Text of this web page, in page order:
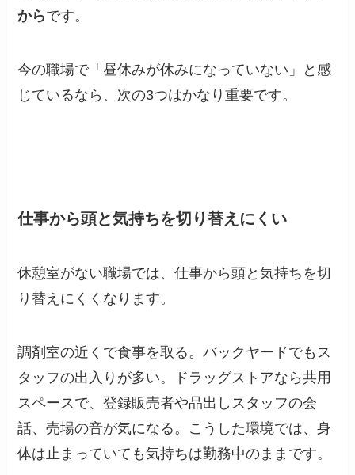
からです。
今の職場で「昼休みが休みになっていない」と感
じているなら、次の3つはかなり重要です。
仕事から頭と気持ちを切り替えにくい
休憩室がない職場では、仕事から頭と気持ちを切
り替えにくくなります。
調剤室の近くで食事を取る。バックヤードでもス
タッフの出入りが多い。ドラッグストアなら共用
スペースで、登録販売者や品出しスタッフの会
話、売場の音が気になる。こうした環境では、身
体は止まっていても気持ちは勤務中のままです。